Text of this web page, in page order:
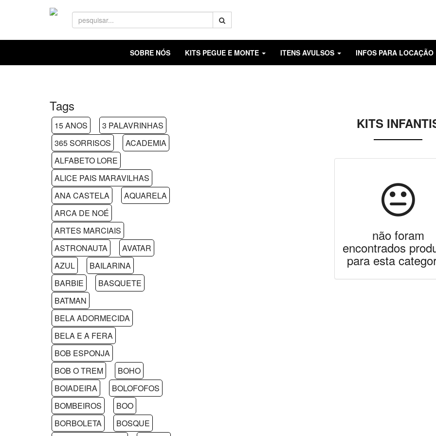
SOBRE NÓS KITS PEGUE E MONTE ITENS AVULSOS INFOS PARA LOCAÇÃO
Tags
15 ANOS
3 PALAVRINHAS
365 SORRISOS
ACADEMIA
ALFABETO LORE
ALICE PAIS MARAVILHAS
ANA CASTELA
AQUARELA
ARCA DE NOÉ
ARTES MARCIAIS
ASTRONAUTA
AVATAR
AZUL
BAILARINA
BARBIE
BASQUETE
BATMAN
BELA ADORMECIDA
BELA E A FERA
BOB ESPONJA
BOB O TREM
BOHO
BOIADEIRA
BOLOFOFOS
BOMBEIROS
BOO
BORBOLETA
BOSQUE
KITS
não foram
encontrados
para esta